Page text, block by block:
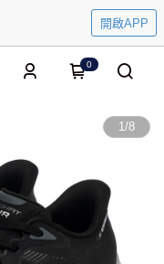
開啟APP
0
1/8